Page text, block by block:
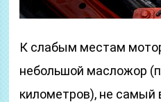
К слабым местам
небольшой масложор
километров), не самый